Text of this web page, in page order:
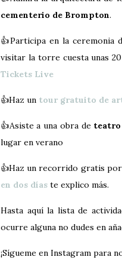
cementerio de Brompton.
👍Participa en la ceremonia
visitar la torre cuesta unas
Tickets Live
👍Haz un tour gratuito de
👍Asiste a una obra deteatro
lugar en verano
👍Haz un recorrido gratis
en dos días te explico más.
Hasta aquí la lista de
ocurre alguna no dudes en
¡Sígueme en Instagram para